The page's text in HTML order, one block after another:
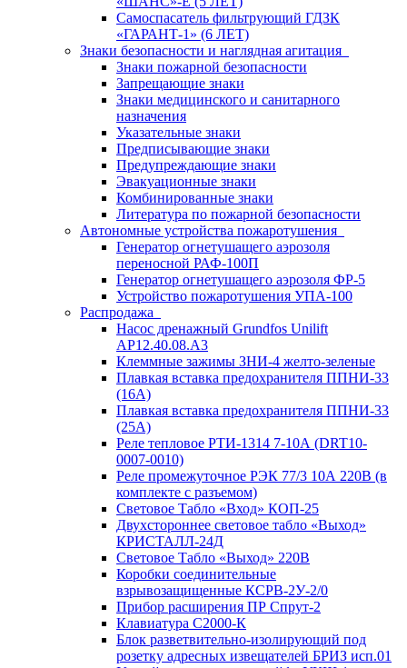
Самоспасатель фильтрующий ГДЗК
«ГАРАНТ-1» (6 ЛЕТ)
Знаки безопасности и наглядная агитация
Знаки пожарной безопасности
Запрещающие знаки
Знаки медицинского и санитарного
назначения
Указательные знаки
Предписывающие знаки
Предупреждающие знаки
Эвакуационные знаки
Комбинированные знаки
Литература по пожарной безопасности
Автономные устройства пожаротушения
Генератор огнетушащего аэрозоля
переносной РАФ-100П
Генератор огнетушащего аэрозоля ФР-5
Устройство пожаротушения УПА-100
Распродажа
Насос дренажный Grundfos Unilift
АP12.40.08.A3
Клеммные зажимы ЗНИ-4 желто-зеленые
Плавкая вставка предохранителя ППНИ-33
(16А)
Плавкая вставка предохранителя ППНИ-33
(25А)
Реле тепловое РТИ-1314 7-10А (DRT10-
0007-0010)
Реле промежуточное РЭК 77/3 10А 220В (в
комплекте с разъемом)
Световое Табло «Вход» КОП-25
Двухстороннее световое табло «Выход»
КРИСТАЛЛ-24Д
Световое Табло «Выход» 220В
Коробки соединительные
взрывозащищенные КСРВ-2У-2/0
Прибор расширения ПР Спрут-2
Клавиатура С2000-К
Блок разветвительно-изолирующий под
розетку адресных извещателей БРИЗ исп.01